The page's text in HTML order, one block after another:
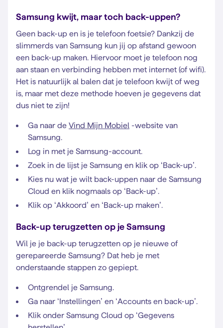
Samsung kwijt, maar toch back-uppen?
Geen back-up en is je telefoon foetsie? Dankzij de
slimmerds van Samsung kun jij op afstand gewoon
een back-up maken. Hiervoor moet je telefoon nog
aan staan en verbinding hebben met internet (of wifi).
Het is natuurlijk al balen dat je telefoon kwijt of weg
is, maar met deze methode hoeven je gegevens dat
dus niet te zijn!
Ga naar de Vind Mijn Mobiel -website van
Samsung.
Log in met je Samsung-account.
Zoek in de lijst je Samsung en klik op ‘Back-up’.
Kies nu wat je wilt back-uppen naar de Samsung
Cloud en klik nogmaals op ‘Back-up’.
Klik op ‘Akkoord’ en ‘Back-up maken’.
Back-up terugzetten op je Samsung
Wil je je back-up terugzetten op je nieuwe of
gerepareerde Samsung? Dat heb je met
onderstaande stappen zo gepiept.
Ontgrendel je Samsung.
Ga naar ‘Instellingen’ en ‘Accounts en back-up’.
Klik onder Samsung Cloud op ‘Gegevens